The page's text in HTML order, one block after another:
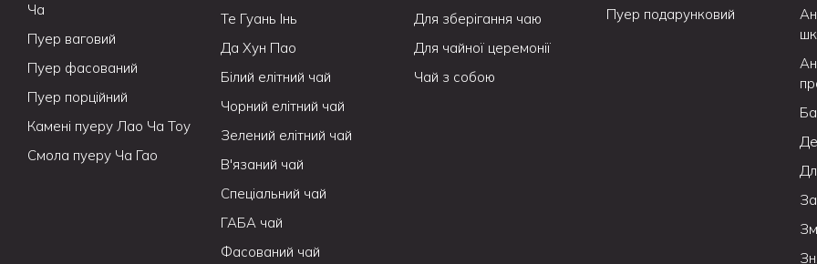
Ча
Пуер ваговий
Пуер фасований
Пуер порційний
Камені пуеру Лао Ча Тоу
Смола пуеру Ча Гао
Те Гуань Інь
Да Хун Пао
Білий елітний чай
Чорний елітний чай
Зелений елітний чай
В'язаний чай
Спеціальний чай
ГАБА чай
Фасований чай
Для зберігання чаю
Для чайної церемонії
Чай з собою
Пуер подарунковий